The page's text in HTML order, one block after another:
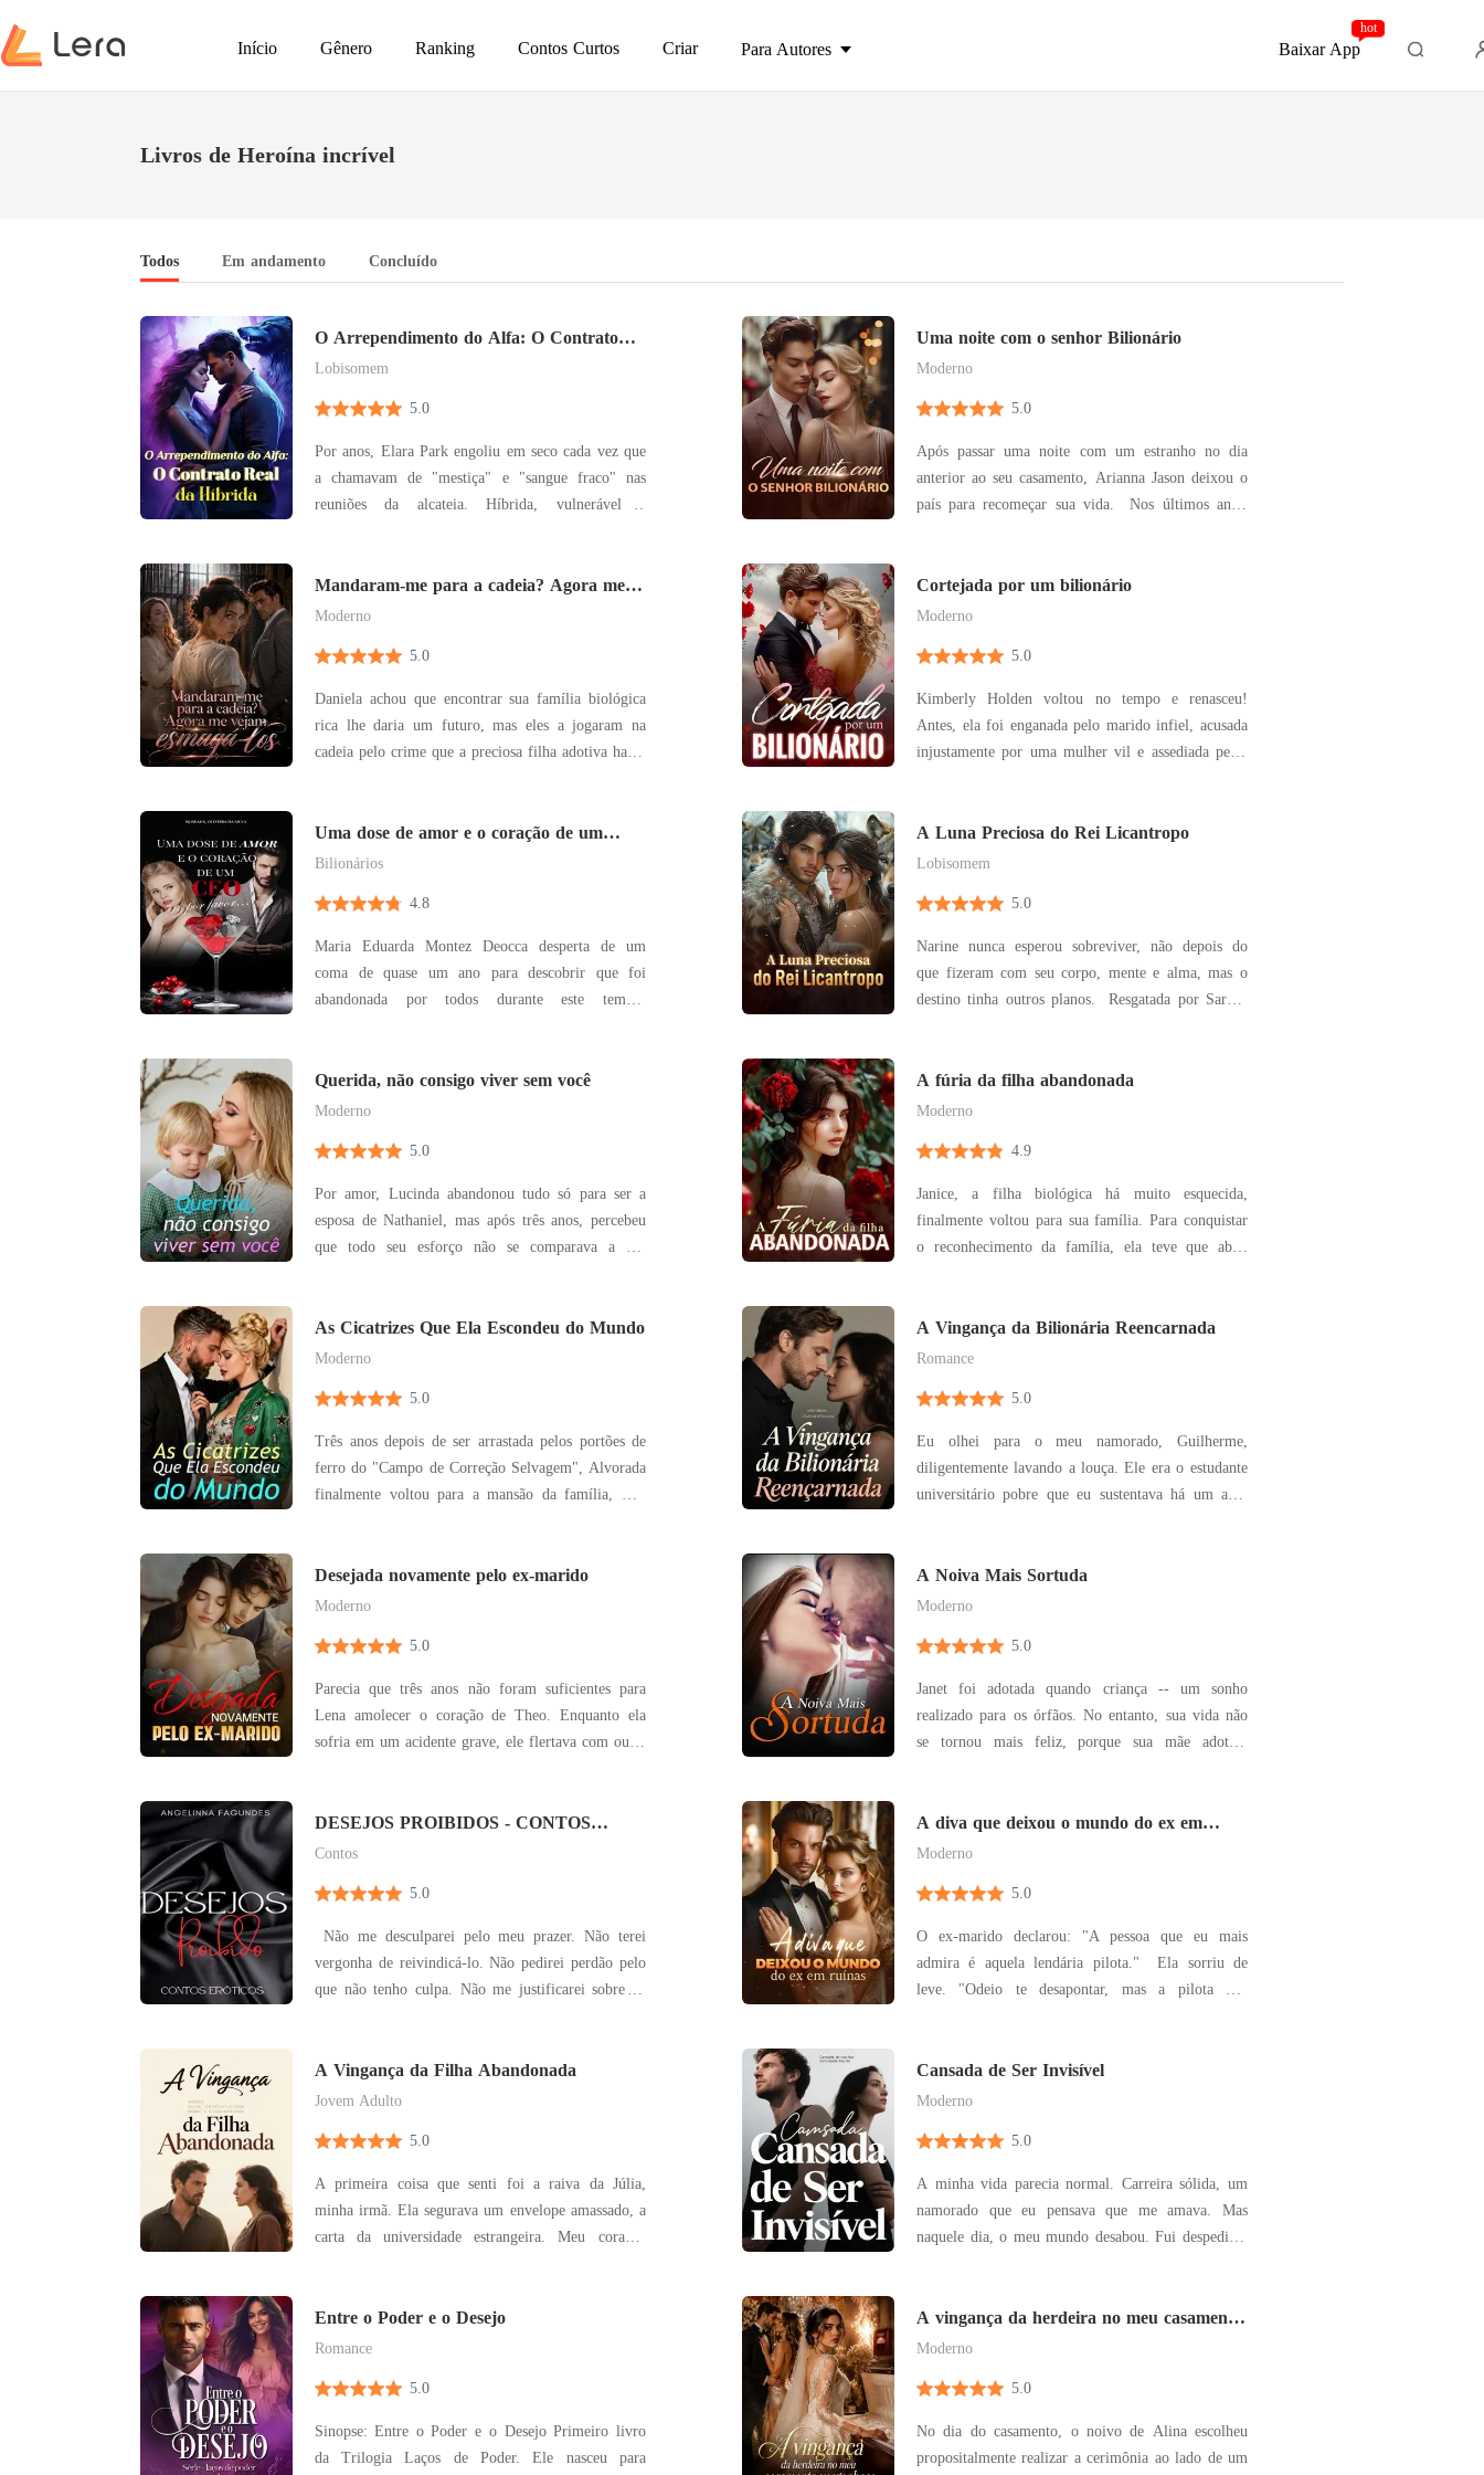
Início Gênero Ranking Contos Curtos Criar Para Autores Baixar App
hot
Livros de Heroína incrível
Todos Em andamento Concluído
O Arrependimento do Alfa: O Contrato
Real da Híbrida
Lobisomem
5.0
Por anos, Elara Park engoliu em seco cada vez que
a chamavam de "mestiça" e "sangue fraco" nas
reuniões da alcateia. Híbrida, vulnerável e
de tomar o que queria dela. Antes que ela
conseguisse respirar
Uma noite com o senhor Bilionário
Moderno
5.0
Após passar uma noite com um estranho no dia
anterior ao seu casamento, Arianna Jason deixou o
país para recomeçar sua vida. Nos últimos anos,
preparada para o dia de sua ruína. Sua vida
provou o gost
Mandaram-me para a cadeia? Agora me
vejam esmagá-los
Moderno
5.0
Daniela achou que encontrar sua família biológica
rica lhe daria um futuro, mas eles a jogaram na
cadeia pelo crime que a preciosa filha adotiva havia
humilhada pelo noivo que havia escolhido sua
irmã, pel
Cortejada por um bilionário
Moderno
5.0
Kimberly Holden voltou no tempo e renasceu!
Antes, ela foi enganada pelo marido infiel, acusada
injustamente por uma mulher vil e assediada pelos
nove meses, ela morreu em um acidente de carro,
enquant
Uma dose de amor e o coração de um
CEO, por favor
Bilionários
4.8
Maria Eduarda Montez Deocca desperta de um
coma de quase um ano para descobrir que foi
abandonada por todos durante este tempo.
revelação: talvez por anos tenha sido enganada por
ele e sua melhor amiga, uma das p
A Luna Preciosa do Rei Licantropo
Lobisomem
5.0
Narine nunca esperou sobreviver, não depois do
que fizeram com seu corpo, mente e alma, mas o
destino tinha outros planos. Resgatada por Sargis,
conhecia... e de um vínculo que não compreendia.
Sargis
Querida, não consigo viver sem você
Moderno
5.0
Por amor, Lucinda abandonou tudo só para ser a
esposa de Nathaniel, mas após três anos, percebeu
que todo seu esforço não se comparava a um
fingir! É hora de ser mim mesma!" E então... a
inter
A fúria da filha abandonada
Moderno
4.9
Janice, a filha biológica há muito esquecida,
finalmente voltou para sua família. Para conquistar
o reconhecimento da família, ela teve que abrir
irmã adotiva. No entanto, apesar dos sacrifícios,
Janic
As Cicatrizes Que Ela Escondeu do Mundo
Moderno
5.0
Três anos depois de ser arrastada pelos portões de
ferro do "Campo de Correção Selvagem", Alvorada
finalmente voltou para a mansão da família, mas
abraço falso e roupas de cashmere, a mesma irmã
que havia p
A Vingança da Bilionária Reencarnada
Romance
5.0
Eu olhei para o meu namorado, Guilherme,
diligentemente lavando a louça. Ele era o estudante
universitário pobre que eu sustentava há um ano.
mais ricas de São Paulo. Toda essa farsa era um
teste, para
Desejada novamente pelo ex-marido
Moderno
5.0
Parecia que três anos não foram suficientes para
Lena amolecer o coração de Theo. Enquanto ela
sofria em um acidente grave, ele flertava com outra
também partiu seu coração. Determina, ela pediu o
d
A Noiva Mais Sortuda
Moderno
5.0
Janet foi adotada quando criança -- um sonho
realizado para os órfãos. No entanto, sua vida não
se tornou mais feliz, porque sua mãe adotiva
amava, infelizmente, ela adoeceu e Janet não tinha
outra escolha a nã
DESEJOS PROIBIDOS - CONTOS
ERÓTICOS
Contos
5.0
Não me desculparei pelo meu prazer. Não terei
vergonha de reivindicá-lo. Não pedirei perdão pelo
que não tenho culpa. Não me justificarei sobre os
força do meu orgasmo. Não sucumbirei à força da
repressão.
A diva que deixou o mundo do ex em
ruínas
Moderno
5.0
O ex-marido declarou: "A pessoa que eu mais
admira é aquela lendária pilota." Ela sorriu de
leve. "Odeio te desapontar, mas a pilota que
designer para desenhar um conjunto de joias para
Violet?" El
A Vingança da Filha Abandonada
Jovem Adulto
5.0
A primeira coisa que senti foi a raiva da Júlia,
minha irmã. Ela segurava um envelope amassado, a
carta da universidade estrangeira. Meu coração
sua conta." Ela recuou, com um olhar que nunca
tinha
Cansada de Ser Invisível
Moderno
5.0
A minha vida parecia normal. Carreira sólida, um
namorado que eu pensava que me amava. Mas
naquele dia, o meu mundo desabou. Fui despedida,
namorado, Diogo, e ao meu padrasto, Ricardo, em
busca de apoio, de c
Entre o Poder e o Desejo
Romance
5.0
Sinopse: Entre o Poder e o Desejo Primeiro livro
da Trilogia Laços de Poder. Ele nasceu para
A vingança da herdeira no meu casamento
vergonhoso
Moderno
5.0
No dia do casamento, o noivo de Alina escolheu
propositalmente realizar a cerimônia ao lado de um